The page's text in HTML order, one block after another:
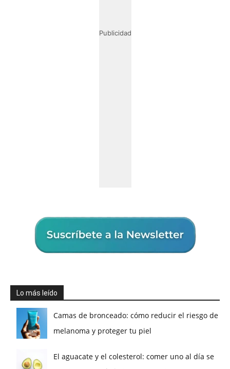
Publicidad
Lo más leído
Camas de bronceado: cómo reducir el riesgo de
melanoma y proteger tu piel
El aguacate y el colesterol: comer uno al día se